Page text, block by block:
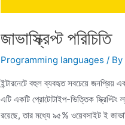
জাভাস্ক্রিপ্ট পরিচিতি
Programming languages / By
ইন্টারনেটে বহুল ব্যবহৃত সবচেয়ে
এটি একটি প্রোটোটাইপ-ভিত্তিক স্ক্রিপ্টিং
রয়েছে, তার মধ্যে ৯৫% ওয়েবসাইট ই